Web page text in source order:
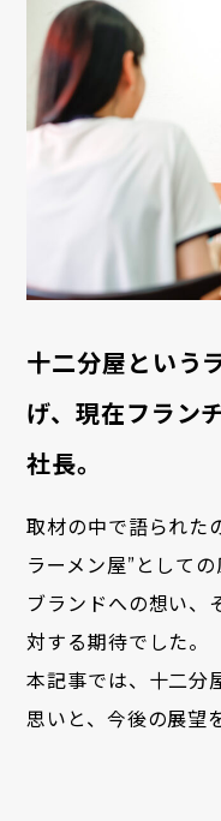
十二分屋という
げ、現在フラン
社長。
取材の中で語られた
ラーメン屋”として
ブランドへの想い、
対する期待でした。
本記事では、十二分
思いと、今後の展望